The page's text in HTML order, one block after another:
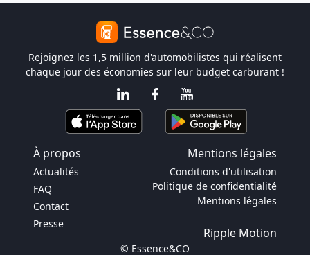
Rejoignez les 1,5 million d'automobilistes qui réalisent
chaque jour des économies sur leur budget carburant !
À propos Mentions légales
Actualités
FAQ
Contact
Presse
Conditions d'utilisation
Politique de confidentialité
Mentions légales
Ripple Motion
© Essence&CO